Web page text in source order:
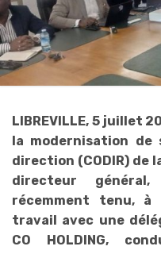
LIBREVILLE, 5 juillet
la modernisation de
direction (CODIR) de
directeur
récemment tenu, à
travail avec une
CO HOLDING,